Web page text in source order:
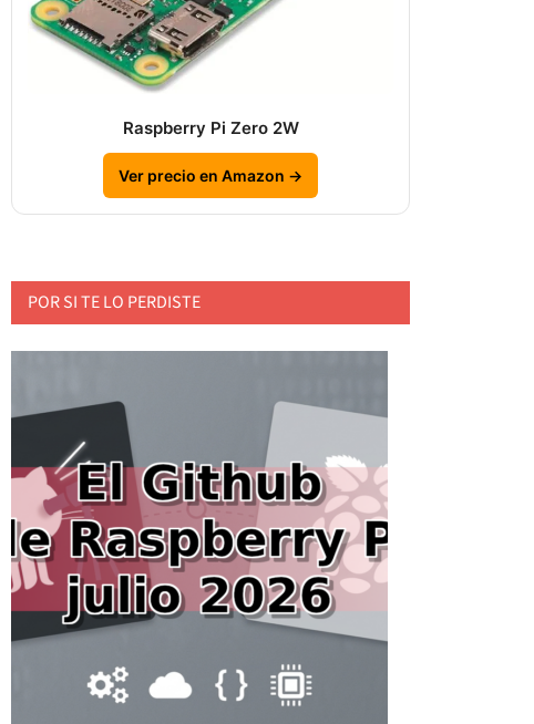
Raspberry Pi Zero 2W
Ver precio en Amazon →
POR SI TE LO PERDISTE